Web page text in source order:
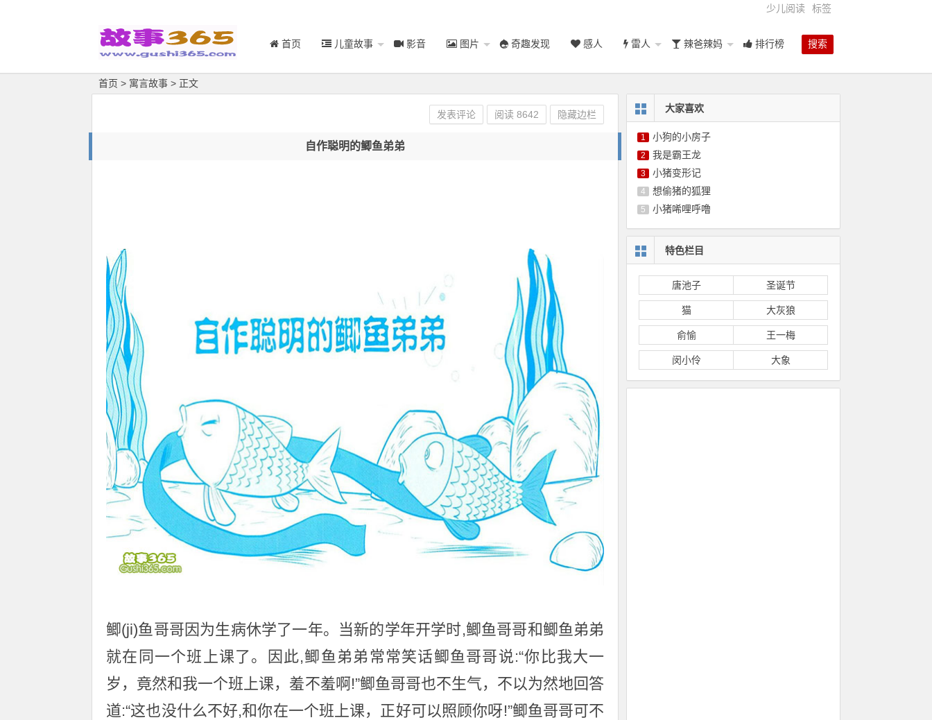
少儿阅读 标签
搜索
首页 儿童故事 影音 图片 奇趣发现 感人 雷人 辣爸辣妈 排行榜
首页 > 寓言故事 > 正文
自作聪明的鲫鱼弟弟
鲫(ji)鱼哥哥因为生病休学了一年。当新的学年开学时,鲫鱼哥哥和鲫鱼弟弟
就在同一个班上课了。因此,鲫鱼弟弟常常笑话鲫鱼哥哥说:“你比我大一
岁，竟然和我一个班上课，羞不羞啊!”鲫鱼哥哥也不生气，不以为然地回答
道:“这也没什么不好,和你在一个班上课，正好可以照顾你呀!”鲫鱼哥哥可不
发表评论 阅读8642 隐藏边栏
大家喜欢
1 小狗的小房子
2 我是霸王龙
3 小猪变形记
4 想偷猪的狐狸
5 小猪唏哩呼噜
特色栏目
唐池子 圣诞节
猫 大灰狼
俞愉 王一梅
闵小伶 大象